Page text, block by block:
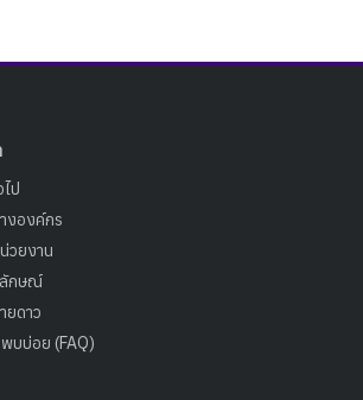
ป
งองค์กร
วยงาน
กษณ์
ยดาว
บบ่อย (FAQ)